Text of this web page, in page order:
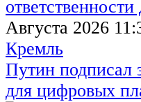
Августа 2026
Кремль
Путин подписал
для цифровых